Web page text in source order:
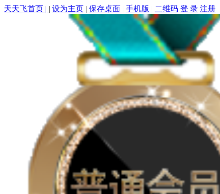
天天飞首页 | | 设为主页 | 保存桌面 | 手机版 | 二维码 登 录 注册